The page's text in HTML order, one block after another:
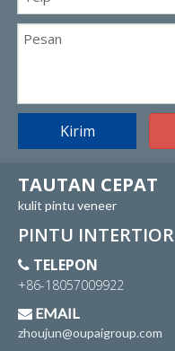
Kirim
TAUTAN CEPAT
kulit pintu veneer
PINTU INTERTIOR
 TELEPON
+86-18057009922
 EMAIL
zhoujun@oupaigroup.com